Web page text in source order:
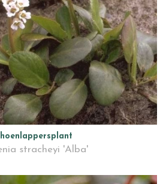
stracheyi 'Alba'